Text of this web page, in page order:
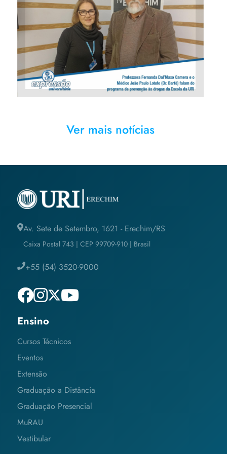
Professora Fernanda Dal'Maso
Camera e o Médico João Paulo
Lotufo (Dr. Bartô) falam do
programa de prevenção às
drogas da Escola da URI
Ver mais notícias
Av. Sete de Setembro, 1621 - Erechim/RS
Caixa Postal 743 | CEP 99709-910 | Brasil
+55 (54) 3520-9000
Ensino
Cursos Técnicos
Eventos
Extensão
Graduação a Distância
Graduação Presencial
MuRAU
Vestibular